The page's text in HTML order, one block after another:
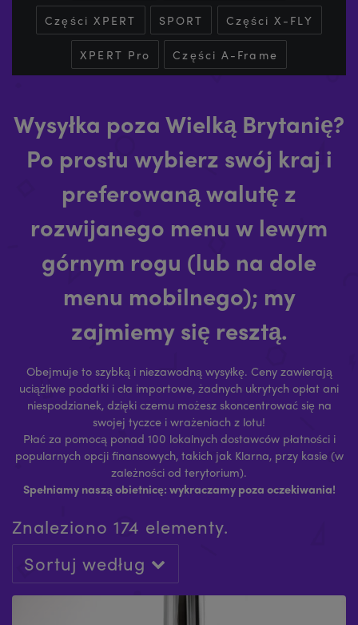
Części XPERT SPORT Części X-FLY
XPERT Pro Części A-Frame
Wysyłka poza Wielką Brytanię?
Po prostu wybierz swój kraj i
preferowaną walutę z
rozwijanego menu w lewym
górnym rogu (lub na dole
menu mobilnego); my
zajmiemy się resztą.
Obejmuje to szybką i niezawodną wysyłkę. Ceny zawierają
uciążliwe podatki i cła importowe, żadnych ukrytych opłat ani
niespodzianek, dzięki czemu możesz skoncentrować się na
swojej tyczce i wrażeniach z lotu!
Płać za pomocą ponad 100 lokalnych dostawców płatności i
popularnych opcji finansowych, takich jak Klarna, przy kasie (w
zależności od terytorium).
Spełniamy naszą obietnicę: wykraczamy poza oczekiwania!
Znaleziono 174 elementy.
Sortuj według